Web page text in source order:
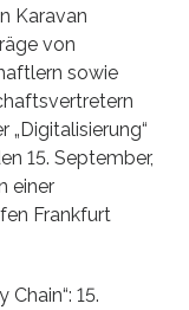
Karavan
von
sowie
15. September,
einer
Frankfurt
15.